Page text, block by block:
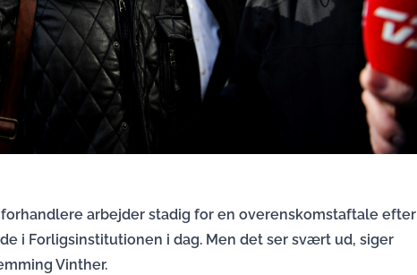
forhandlere arbejder stadig for en overenskomstaftale efter
i Forligsinstitutionen i dag. Men det ser svært ud, siger
Vinther.